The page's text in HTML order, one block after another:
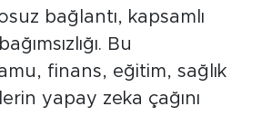
bağlantı, kapsamlı
Bu
finans, eğitim, sağlık
yapay zeka çağını